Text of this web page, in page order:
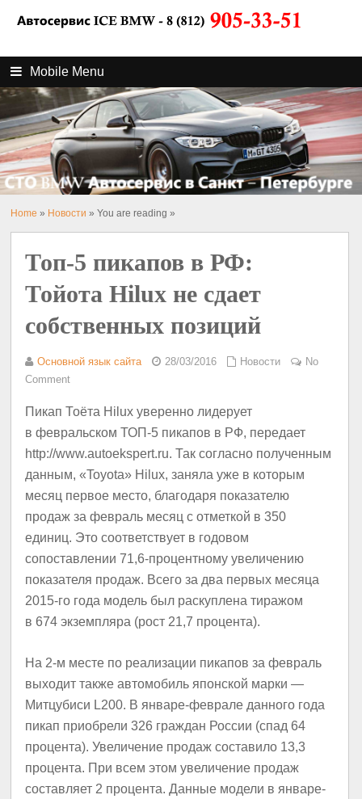
Mobile Menu
Home » Новости » You are reading »
Топ-5 пикапов в РФ:
Тойота Hilux не сдает
собственных позиций
Основной язык сайта 28/03/2016 Новости
No
Comment
Пикап Тоёта Hilux уверенно лидерует
в февральском ТОП-5 пикапов в РФ, передает
http://www.autoekspert.ru. Так согласно полученным
данным, «Toyota» Hilux, заняла уже в которым
месяц первое место, благодаря показателю
продаж за февраль месяц с отметкой в 350
единиц. Это соответствует в годовом
сопоставлении 71,6-процентному увеличению
показателя продаж. Всего за два первых месяца
2015-го года модель был раскуплена тиражом
в 674 экземпляра (рост 21,7 процента).
На 2-м месте по реализации пикапов за февраль
выходит также автомобиль японской марки —
Митцубиси L200. В январе-феврале данного года
пикап приобрели 326 граждан России (спад 64
процента). Увеличение продаж составило 13,3
процента. При всем этом увеличение продаж
составляет 2 процента. Данные модели в январе-